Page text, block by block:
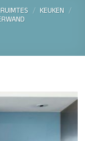
RUIMTES / KEUKEN /